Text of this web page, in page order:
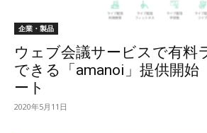
企業・製品
ウェブ会議サービスで有料
できる「amanoi」提供開
ート
2020年5月11日